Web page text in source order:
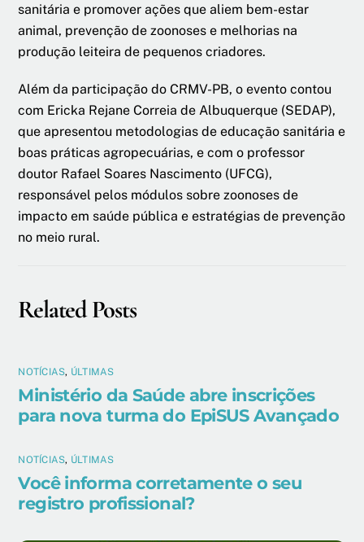
sanitária e promover ações que aliem bem-estar
animal, prevenção de zoonoses e melhorias na
produção leiteira de pequenos criadores.
Além da participação do CRMV-PB, o evento contou
com Ericka Rejane Correia de Albuquerque (SEDAP),
que apresentou metodologias de educação sanitária e
boas práticas agropecuárias, e com o professor
doutor Rafael Soares Nascimento (UFCG),
responsável pelos módulos sobre zoonoses de
impacto em saúde pública e estratégias de prevenção
no meio rural.
Related Posts
NOTÍCIAS, ÚLTIMAS
Ministério da Saúde abre inscrições
para nova turma do EpiSUS Avançado
NOTÍCIAS, ÚLTIMAS
Você informa corretamente o seu
registro profissional?